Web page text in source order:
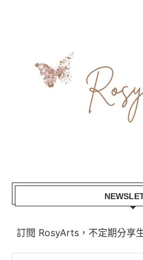
訂閱 RosyArts，不定期分享